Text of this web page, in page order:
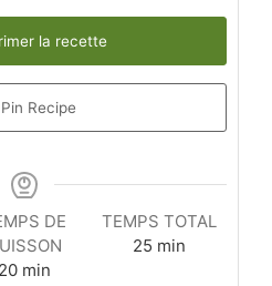
la recette
Pin Recipe
DE
20minutes
min
TEMPS TOTAL
25 minutes
min